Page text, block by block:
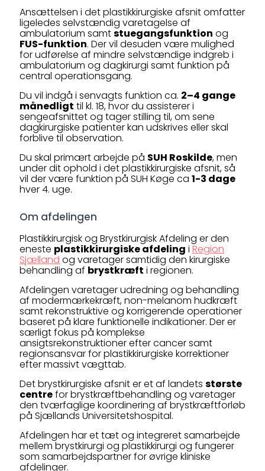
Ansættelsen i det plastikkirurgiske afsnit omfatter
ligeledes selvstændig varetagelse af
ambulatorium samtstuegangsfunktion og
FUS-funktion. Der vil desuden være mulighed
for udførelse af mindre selvstændige indgreb i
ambulatorium og dagkirurgi samt funktion på
central operationsgang.
Du vil indgå i senvagts funktion ca. 2–4 gange
månedligt til kl. 18, hvor du assisterer i
sengeafsnittet og tager stilling til, om sene
dagkirurgiske patienter kan udskrives eller skal
forblive til observation.
Du skal primært arbejde på SUH Roskilde, men
under dit ophold i det plastikkirurgiske afsnit, så
vil der være funktion på SUH Køge ca 1-3 dage
hver 4. uge.
Om afdelingen
Plastikkirurgisk og Brystkirurgisk Afdeling er den
eneste plastikkirurgiske afdeling i Region
Sjælland og varetager samtidig den kirurgiske
behandling af brystkræft i regionen.
Afdelingen varetager udredning og behandling
af modermærkekræft, non-melanom hudkræft
samt rekonstruktive og korrigerende operationer
baseret på klare funktionelle indikationer. Der er
særligt fokus på komplekse
ansigtsrekonstruktioner efter cancer samt
regionsansvar for plastikkirurgiske korrektioner
efter massivt vægttab.
Det brystkirurgiske afsnit er et af landets største
centrefor brystkræftbehandling og varetager
den tværfaglige koordinering af brystkræftforløb
på Sjællands Universitetshospital.
Afdelingen har et tæt og integreret samarbejde
mellem brystkirurgi og plastikkirurgi og fungerer
som samarbejdspartner for øvrige kliniske
afdelinger.